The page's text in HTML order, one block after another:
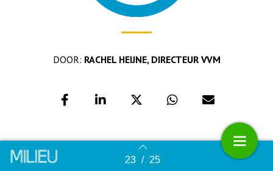
Terug naar overzicht 23 / 25
DOOR: RACHEL HEIJNE, DIRECTEUR VVM